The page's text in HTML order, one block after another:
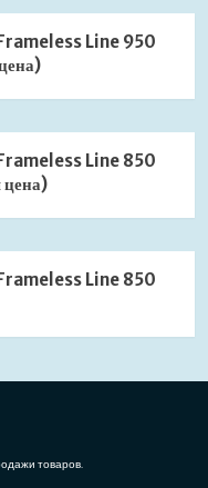
Line 950
Line 850
Line 850
товаров.